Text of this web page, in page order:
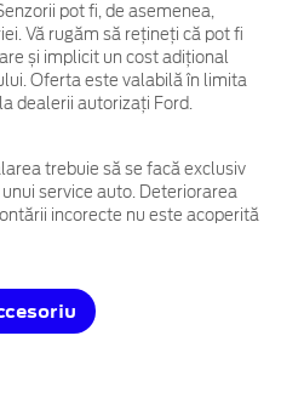
pot fi, de asemenea,
Vă rugăm să rețineți că pot fi
și implicit un cost adițional
Oferta este valabilă în limita
dealerii autorizați Ford.
trebuie să se facă exclusiv
service auto. Deteriorarea
incorecte nu este acoperită